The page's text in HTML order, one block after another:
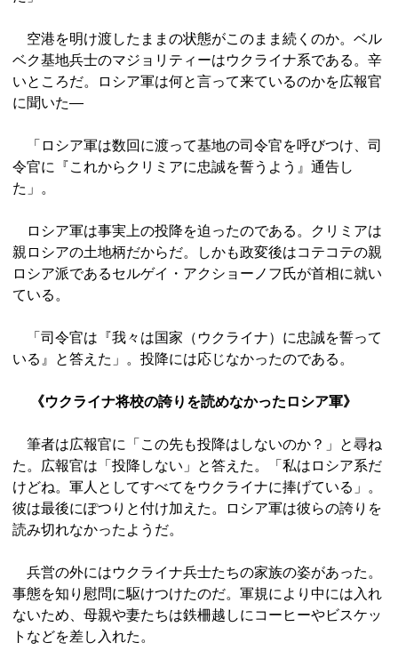
空港を明け渡したままの状態がこのまま続くのか。ベル
ベク基地兵士のマジョリティーはウクライナ系である。辛
いところだ。ロシア軍は何と言って来ているのかを広報官
に聞いた―
「ロシア軍は数回に渡って基地の司令官を呼びつけ、司
令官に『これからクリミアに忠誠を誓うよう』通告し
た」。
ロシア軍は事実上の投降を迫ったのである。クリミアは
親ロシアの土地柄だからだ。しかも政変後はコテコテの親
ロシア派であるセルゲイ・アクショーノフ氏が首相に就い
ている。
「司令官は『我々は国家（ウクライナ）に忠誠を誓って
いる』と答えた」。投降には応じなかったのである。
《ウクライナ将校の誇りを読めなかったロシア軍》
筆者は広報官に「この先も投降はしないのか？」と尋ね
た。広報官は「投降しない」と答えた。「私はロシア系だ
けどね。軍人としてすべてをウクライナに捧げている」。
彼は最後にぽつりと付け加えた。ロシア軍は彼らの誇りを
読み切れなかったようだ。
兵営の外にはウクライナ兵士たちの家族の姿があった。
事態を知り慰問に駆けつけたのだ。軍規により中には入れ
ないため、母親や妻たちは鉄柵越しにコーヒーやビスケッ
トなどを差し入れた。